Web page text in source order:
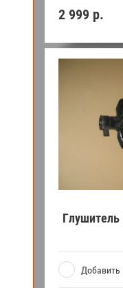
2 999 р.
Добавить